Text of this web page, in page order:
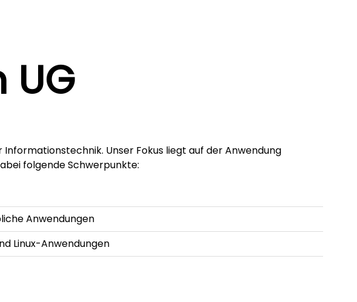
UG
Unser Fokus liegt auf der Anwendung
folgende Schwerpunkte:
Anwendungen
Linux-Anwendungen